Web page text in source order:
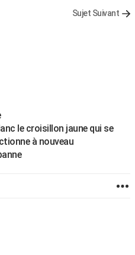
Sujet Suivant
le croisillon jaune qui se
à nouveau